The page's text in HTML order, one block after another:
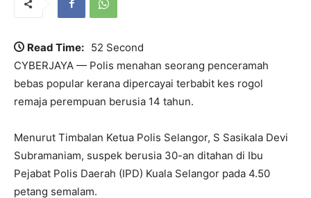
Read Time: 52 Second
CYBERJAYA — Polis menahan seorang penceramah
bebas popular kerana dipercayai terbabit kes rogol
remaja perempuan berusia 14 tahun.
Menurut Timbalan Ketua Polis Selangor, S Sasikala Devi
Subramaniam, suspek berusia 30-an ditahan di Ibu
Pejabat Polis Daerah (IPD) Kuala Selangor pada 4.50
petang semalam.